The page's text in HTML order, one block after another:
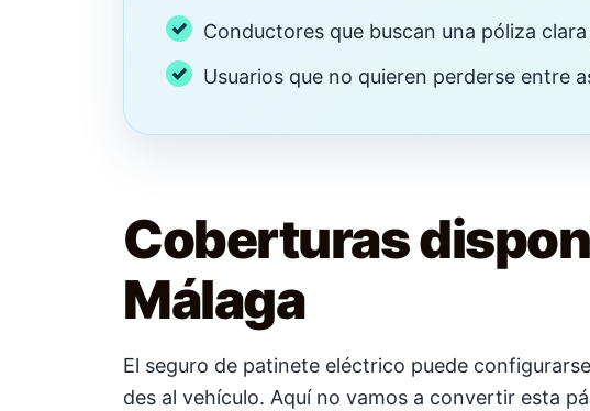
Conductores que buscan una póliza
Usuarios que no quieren perderse entre
Coberturas
Málaga
El seguro de patinete eléctrico puede
des al vehículo. Aquí no vamos a convertir esta